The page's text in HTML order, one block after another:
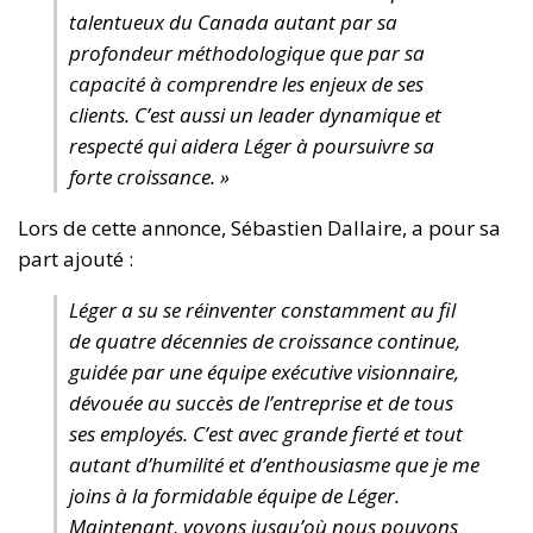
talentueux du Canada autant par sa
profondeur méthodologique que par sa
capacité à comprendre les enjeux de ses
clients. C’est aussi un leader dynamique et
respecté qui aidera Léger à poursuivre sa
forte croissance. »
Lors de cette annonce, Sébastien Dallaire, a pour sa
part ajouté :
Léger a su se réinventer constamment au fil
de quatre décennies de croissance continue,
guidée par une équipe exécutive visionnaire,
dévouée au succès de l’entreprise et de tous
ses employés. C’est avec grande fierté et tout
autant d’humilité et d’enthousiasme que je me
joins à la formidable équipe de Léger.
Maintenant, voyons jusqu’où nous pouvons